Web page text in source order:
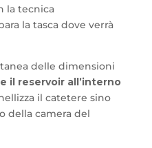
la tecnica
la tasca dove verrà
delle dimensioni
il reservoir all’interno
il catetere sino
della camera del